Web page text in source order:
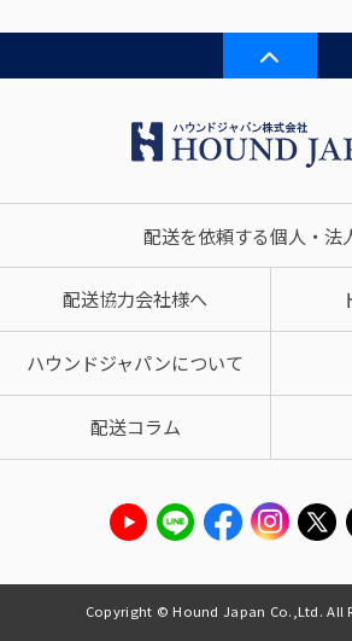
配送を依頼する個人・法
配送協力会社様へ
ハウンドジャパンについて
配送コラム
Copyright © Hound Japan Co.,Ltd. All